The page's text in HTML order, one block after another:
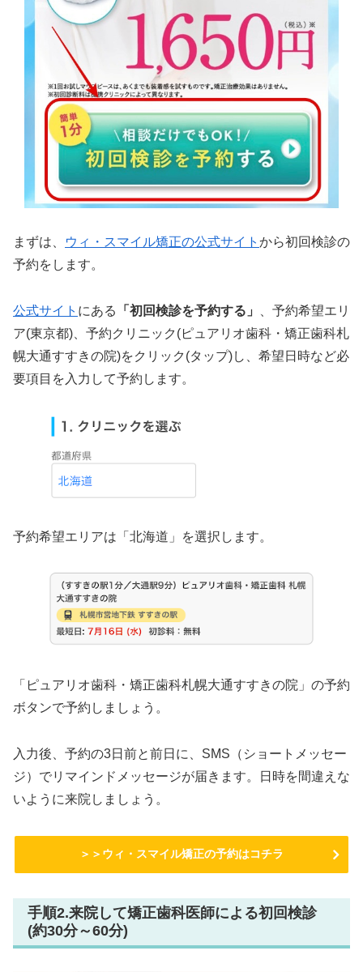
まずは、 ウィ・スマイル矯正の公式サイト から初回検診の
予約をします。
公式サイト にある 「初回検診を予約する」
、予約希望エリ
ア(東京都)、予約クリニック(ピュアリオ歯科・矯正歯科札
幌大通すすきの院)をクリック(タップ)し、希望日時など必
要項目を入力して予約します。
予約希望エリアは「北海道」を選択します。
「ピュアリオ歯科・矯正歯科札幌大通すすきの院」の予約
ボタンで予約しましょう。
入力後、予約の3日前と前日に、SMS（ショートメッセー
ジ）でリマインドメッセージが届きます。日時を間違えな
いように来院しましょう。
＞＞ウィ・スマイル矯正の予約はコチラ
手順2.来院して矯正歯科医師による初回検診
(約30分～60分)